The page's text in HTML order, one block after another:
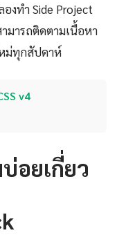
งทำ Side Project
มารถติดตามเนื้อหา
ม่ทุกสัปดาห์
v4
อยเกี่ยว